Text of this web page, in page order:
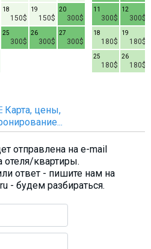
150$
18
150$
19
300$
20
300$
25
300$
26
300$
27
300$
11
300$
12
180$
18
180$
19
180$
25
180$
26
Карта, цены,
отправлена на e-mail
отеля/квартиры.
ответ - пишите нам на
- будем разбираться.